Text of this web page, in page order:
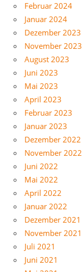
Februar 2024
Januar 2024
Dezember 2023
November 2023
August 2023
Juni 2023
Mai 2023
April 2023
Februar 2023
Januar 2023
Dezember 2022
November 2022
Juni 2022
Mai 2022
April 2022
Januar 2022
Dezember 2021
November 2021
Juli 2021
Juni 2021